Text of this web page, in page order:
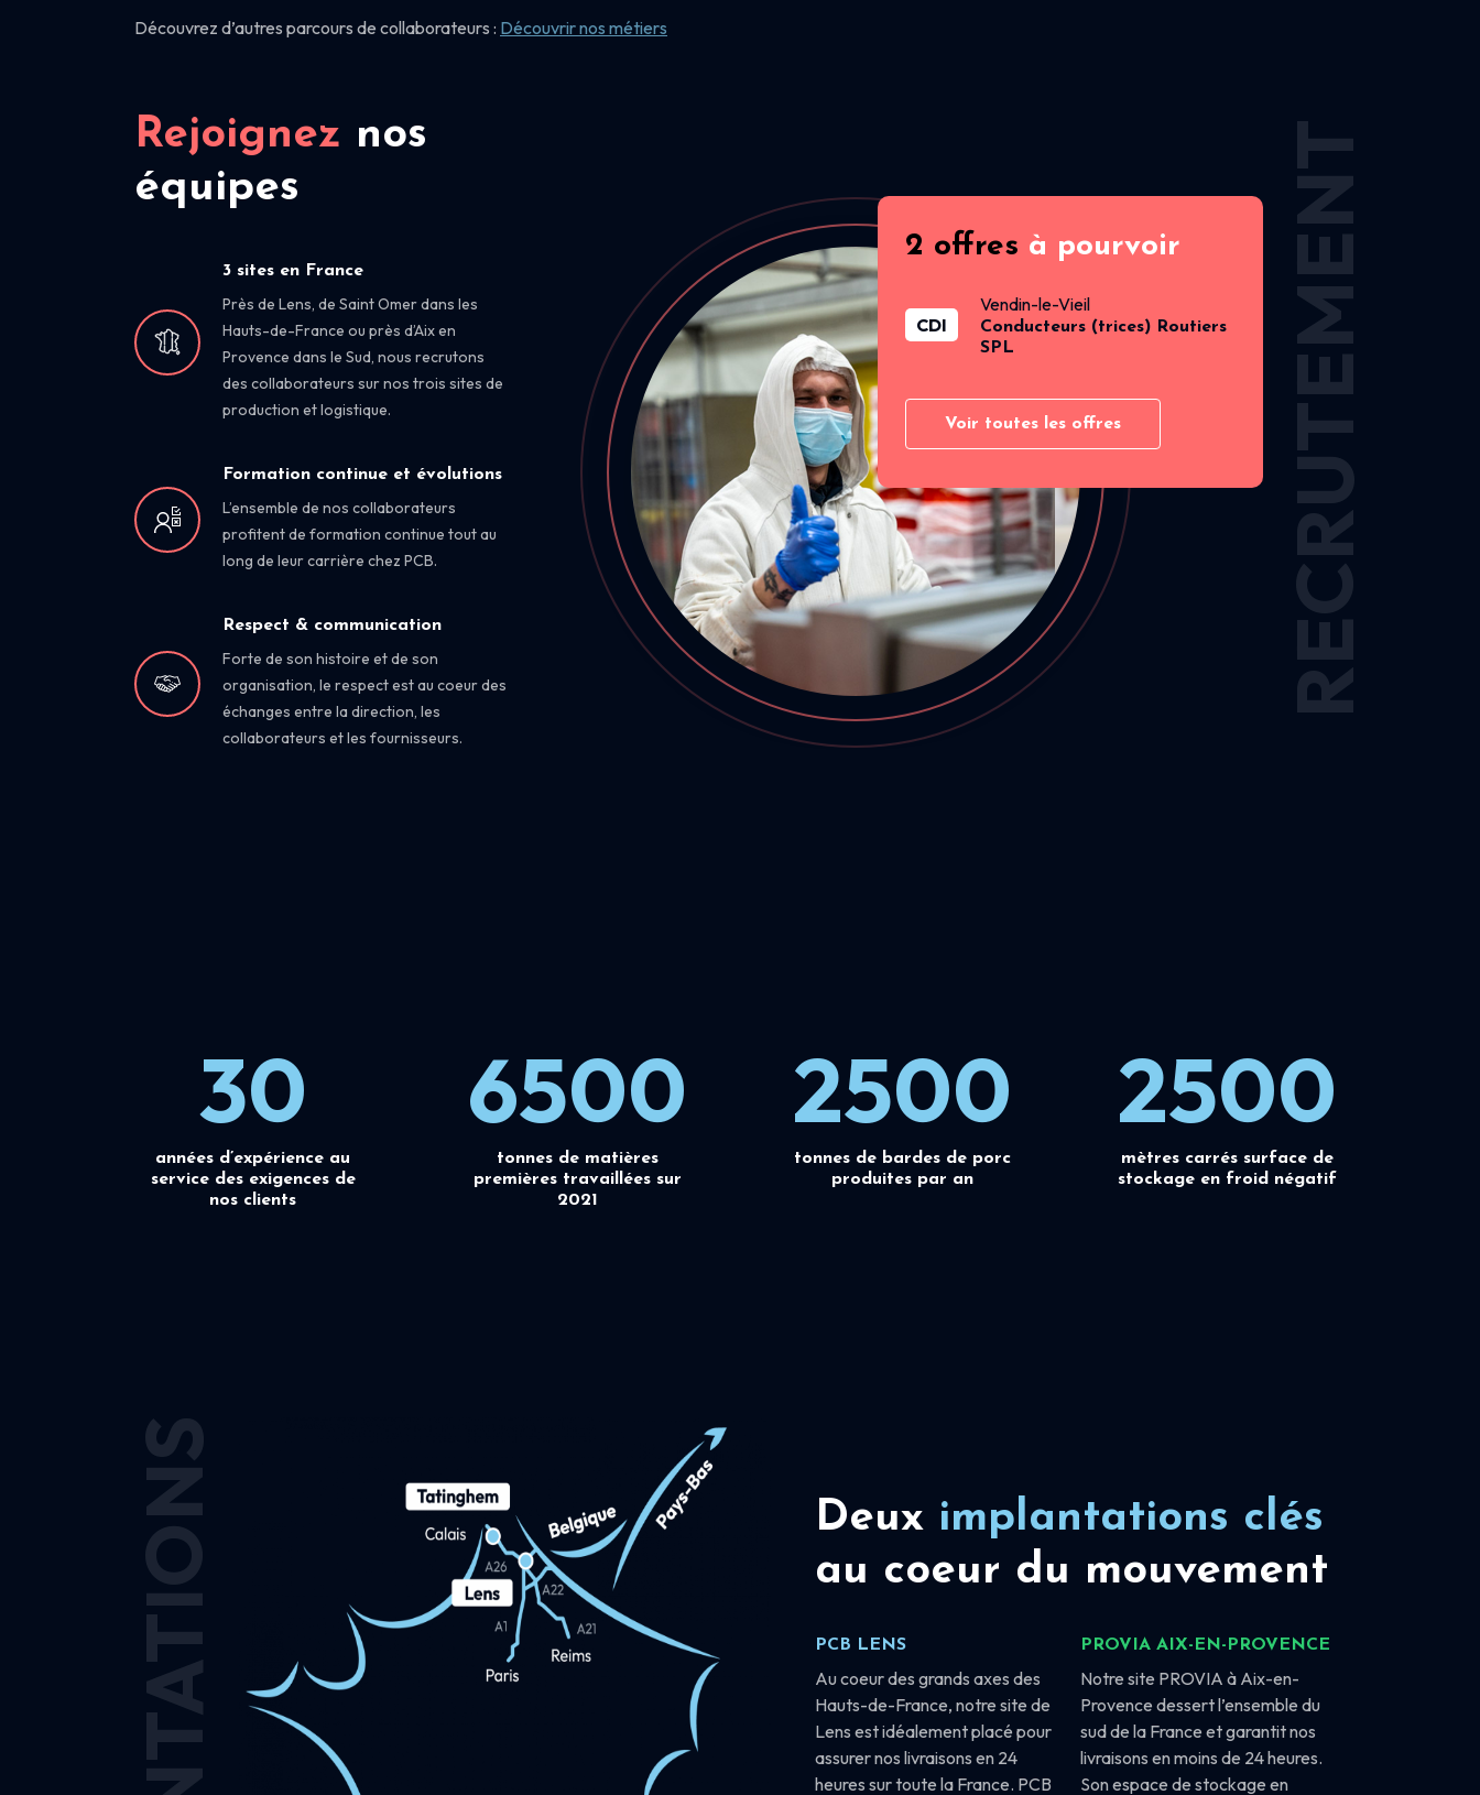
Découvrez d’autres parcours de collaborateurs : Découvrir nos métiers
Rejoignez nos
équipes
3 sites en France
Près de Lens, de Saint Omer dans les
Hauts-de-France ou près d’Aix en
Provence dans le Sud, nous recrutons
des collaborateurs sur nos trois sites de
production et logistique.
Formation continue et évolutions
L’ensemble de nos collaborateurs
profitent de formation continue tout au
long de leur carrière chez PCB.
Respect & communication
Forte de son histoire et de son
organisation, le respect est au coeur des
échanges entre la direction, les
collaborateurs et les fournisseurs.
2 offres à pourvoir
CDI
Vendin-le-Vieil
Conducteurs (trices) Routiers
SPL
Voir toutes les offres RECRUTEMENT
30
années d’expérience au
service des exigences de
nos clients
6500
tonnes de matières
premières travaillées sur
2021
2500
tonnes de bardes de porc
produites par an
2500
mètres carrés surface de
stockage en froid négatif
Deux implantations clés
au coeur du mouvement
PCB LENS
Au coeur des grands axes des
Hauts-de-France, notre site de
Lens est idéalement placé pour
assurer nos livraisons en 24
heures sur toute la France. PCB
PROVIA AIX-EN-PROVENCE
Notre site PROVIA à Aix-en-
Provence dessert l’ensemble du
sud de la France et garantit nos
livraisons en moins de 24 heures.
Son espace de stockage en